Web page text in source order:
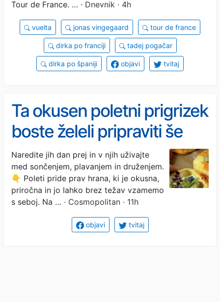
Tour de France. … · Dnevnik · 4h
vuelta jonas vingegaard tour de france
dirka po franciji tadej pogačar
dirka po španiji objavi tvitaj
Ta okusen poletni prigrizek
boste želeli pripraviti še
danes: popoln je za na
plažo, bazen ali piknik
Naredite jih dan prej in v njih uživajte
med sončenjem, plavanjem in druženjem.
👇 Poleti pride prav hrana, ki je okusna,
priročna in jo lahko brez težav vzamemo
s seboj. Na … · Cosmopolitan · 11h
objavi tvitaj